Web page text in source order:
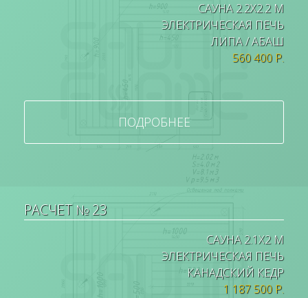
САУНА 2.2Х2.2 М
ЭЛЕКТРИЧЕСКАЯ ПЕЧЬ
ЛИПА / АБАШ
560 400 Р.
ПОДРОБНЕЕ
РАСЧЕТ № 23
САУНА 2.1Х2 М
ЭЛЕКТРИЧЕСКАЯ ПЕЧЬ
КАНАДСКИЙ КЕДР
1 187 500 Р.